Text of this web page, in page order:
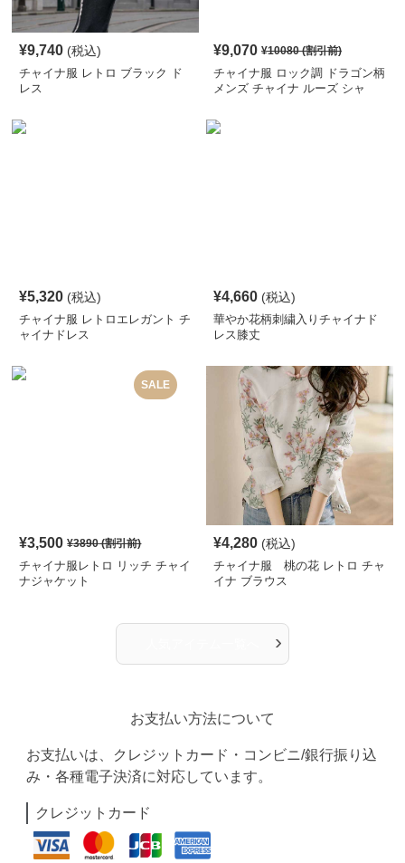
¥9,740 (税込)
チャイナ服 レトロ ブラック ド
レス
¥9,070 ¥10080(割引前)
チャイナ服 ロック調 ドラゴン柄
メンズ チャイナ ルーズ シャ
¥5,320 (税込)
チャイナ服 レトロエレガント チ
ャイナドレス
¥4,660 (税込)
華やか花柄刺繍入りチャイナド
レス膝丈
SALE
¥3,500 ¥3890(割引前)
チャイナ服レトロ リッチ チャイ
ナジャケット
¥4,280 (税込)
チャイナ服 桃の花 レトロ チャ
イナ ブラウス
›
お支払い方法について
お支払いは、クレジットカード・コンビニ/銀行振り込
み・各種電子決済に対応しています。
クレジットカード